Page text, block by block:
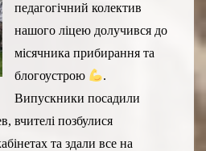
педагогічний колектив
нашого ліцею долучився до
місячника прибирання та
блогоустрою
.
Випускники посадили
вчителі позбулися
та здали все на